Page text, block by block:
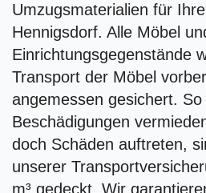
Umzugsmaterialien für
Hennigsdorf. Alle Möbel
Einrichtungsgegenstände
Transport der Möbel
angemessen gesichert. So
Beschädigungen
doch Schäden auftreten,
unserer
m³ gedeckt. Wir